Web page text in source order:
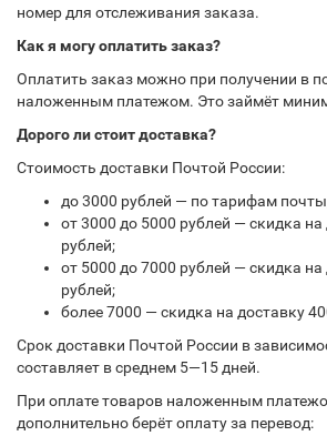
номер для отслеживания заказа.
Как я могу оплатить заказ?
Оплатить заказ можно при получении в
наложенным платежом. Это займёт
Дорого ли стоит доставка?
Стоимость доставки Почтой России:
до 3000 рублей — по тарифам
от 3000 до 5000 рублей — скидка на
рублей;
от 5000 до 7000 рублей — скидка на
рублей;
более 7000 — скидка на доставку
Срок доставки Почтой России в
составляет в среднем 5—15 дней.
При оплате товаров наложенным
дополнительно берёт оплату за перевод: